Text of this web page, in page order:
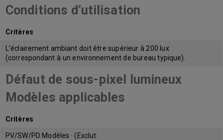
Conditions d’utilisation
Critères
L’éclairement ambiant doit être supérieur à 200 lux
(correspondant à un environnement de bureau typique).
Défaut de sous-pixel lumineux
Modèles applicables
Critères
PV/SW/PD Modèles · (Exclut: